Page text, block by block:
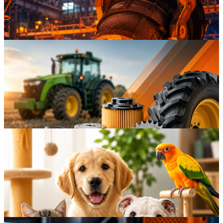
Maszyny rolnicze
Pogląd
Metalurgia czerni i metali nieżelaznych
Pogląd
Części zamienne do maszyn rolniczych
Pogląd